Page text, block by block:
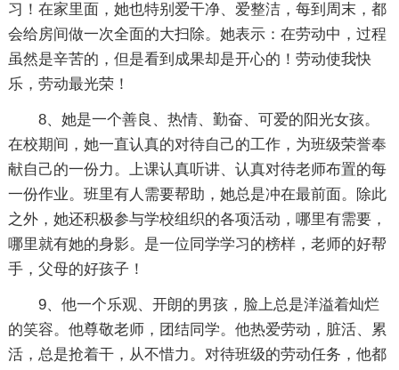
习！在家里面，她也特别爱干净、爱整洁，每到周末，都
会给房间做一次全面的大扫除。她表示：在劳动中，过程
虽然是辛苦的，但是看到成果却是开心的！劳动使我快
乐，劳动最光荣！
8、她是一个善良、热情、勤奋、可爱的阳光女孩。
在校期间，她一直认真的对待自己的工作，为班级荣誉奉
献自己的一份力。上课认真听讲、认真对待老师布置的每
一份作业。班里有人需要帮助，她总是冲在最前面。除此
之外，她还积极参与学校组织的各项活动，哪里有需要，
哪里就有她的身影。是一位同学学习的榜样，老师的好帮
手，父母的好孩子！
9、他一个乐观、开朗的男孩，脸上总是洋溢着灿烂
的笑容。他尊敬老师，团结同学。他热爱劳动，脏活、累
活，总是抢着干，从不惜力。对待班级的劳动任务，他都